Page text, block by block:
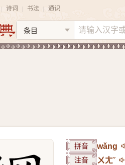
诗词 书法 通识
拼音 wǎng
注音 ㄨㄤˇ